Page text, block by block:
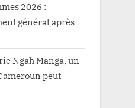
2026 :
général après
Ngah Manga, un
peut